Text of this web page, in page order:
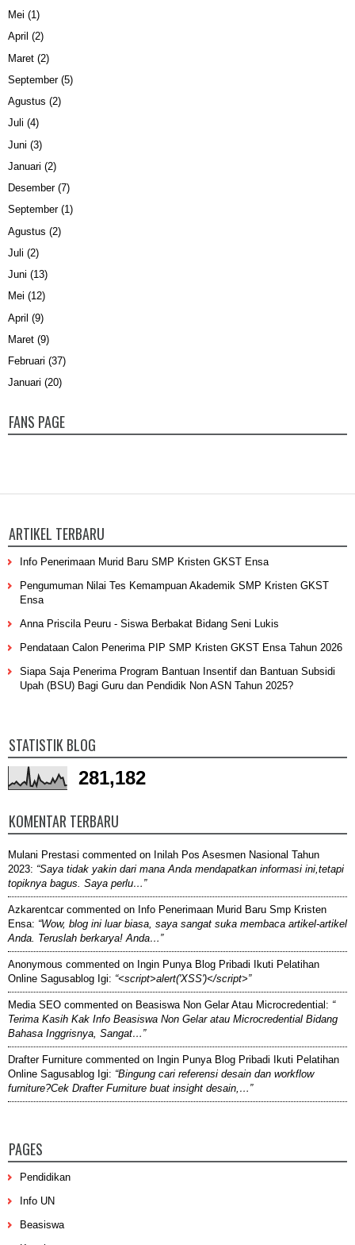
Mei (1)
April (2)
Maret (2)
September(5)
Agustus (2)
Juli (4)
Juni (3)
Januari (2)
Desember(7)
September(1)
Agustus (2)
Juli (2)
Juni (13)
Mei (12)
April (9)
Maret (9)
Februari (37)
Januari (20)
FANS PAGE
ARTIKEL TERBARU
Info Penerimaan Murid Baru SMP Kristen GKST Ensa
Pengumuman Nilai Tes Kemampuan Akademik SMP Kristen GKST
Ensa
Anna Priscila Peuru - Siswa Berbakat Bidang Seni Lukis
Pendataan Calon Penerima PIP SMP Kristen GKST Ensa Tahun 2026
Siapa Saja Penerima Program Bantuan Insentif dan Bantuan Subsidi
Upah (BSU) Bagi Guru dan Pendidik Non ASN Tahun 2025?
STATISTIK BLOG
281,182
KOMENTAR TERBARU
Mulani Prestasi commented on Inilah Pos Asesmen Nasional Tahun
2023: “Saya tidak yakin dari mana Anda mendapatkan informasi ini,tetapi
topiknya bagus. Saya perlu…”
Azkarentcarcommented on Info Penerimaan Murid Baru Smp Kristen
Ensa: “Wow, blog ini luar biasa, saya sangat suka membaca artikel-artikel
Anda. Teruslah berkarya! Anda…”
Anonymous commented on Ingin Punya Blog Pribadi Ikuti Pelatihan
Online Sagusablog Igi: “<script>alert('XSS')</script>”
Media SEO commented on Beasiswa Non Gelar Atau Microcredential : “
Terima Kasih Kak Info Beasiswa Non Gelar atau Microcredential Bidang
Bahasa Inggrisnya, Sangat…”
Drafter Furniture commented on Ingin Punya Blog Pribadi Ikuti Pelatihan
Online Sagusablog Igi: “Bingung cari referensi desain dan workflow
furniture?Cek Drafter Furniture buat insight desain,…”
PAGES
Pendidikan
Info UN
Beasiswa